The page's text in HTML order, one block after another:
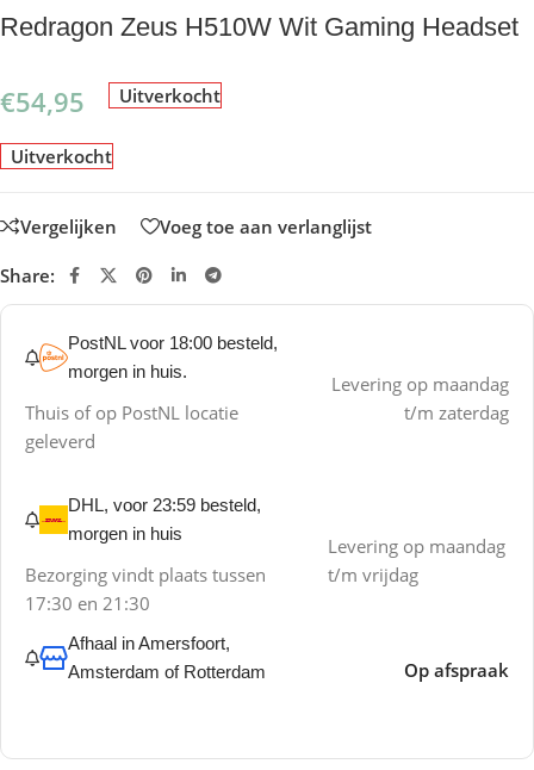
Redragon Zeus H510W Wit Gaming Headset
€54,95 Uitverkocht
Uitverkocht
Vergelijken Voeg toe aan verlanglijst
Share:
PostNL voor 18:00 besteld,
morgen in huis.
Thuis of op PostNL locatie
geleverd
Levering op maandag
t/m zaterdag
DHL, voor 23:59 besteld,
morgen in huis
Bezorging vindt plaats tussen
17:30 en 21:30
Levering op maandag
t/m vrijdag
Afhaal in Amersfoort,
Amsterdam of Rotterdam
Op afspraak